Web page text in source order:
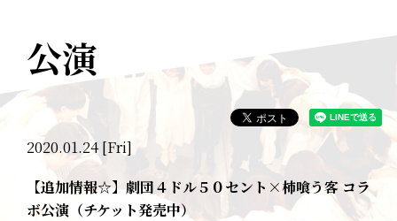
公演
2020.01.24 [Fri]
【追加情報☆】劇団４ドル５０セント×柿喰う客 コラ
ボ公演（チケット発売中）